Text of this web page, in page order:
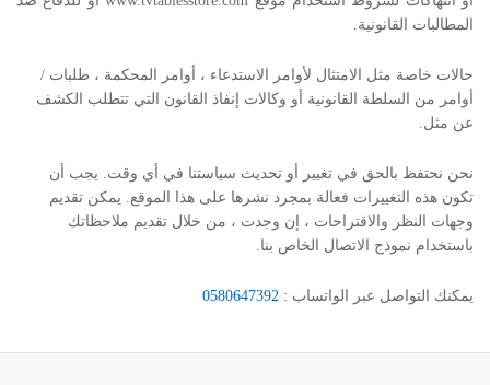
المطالبات القانونية.
حالات خاصة مثل الامتثال لأوامر الاستدعاء ، أوامر المحكمة ، طلبات /
أوامر من السلطة القانونية أو وكالات إنفاذ القانون التي تتطلب الكشف
عن مثل.
نحن نحتفظ بالحق في تغيير أو تحديث سياستنا في أي وقت. يجب أن
تكون هذه التغييرات فعالة بمجرد نشرها على هذا الموقع. يمكن تقديم
وجهات النظر والاقتراحات ، إن وجدت ، من خلال تقديم ملاحظاتك
باستخدام نموذج الاتصال الخاص بنا.
يمكنك التواصل عبر الواتساب : 0580647392